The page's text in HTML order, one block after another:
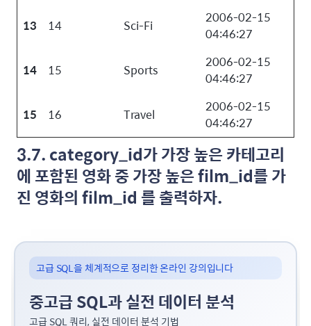
13 14 Sci-Fi
2006-02-15
04:46:27
14 15 Sports
2006-02-15
04:46:27
15 16 Travel
2006-02-15
04:46:27
3.7. category_id가 가장 높은 카테고리
에 포함된 영화 중 가장 높은 film_id를 가
진 영화의 film_id 를 출력하자.
고급 SQL을 체계적으로 정리한 온라인 강의입니다
중고급 SQL과 실전 데이터 분석
고급 SQL 쿼리, 실전 데이터 분석 기법